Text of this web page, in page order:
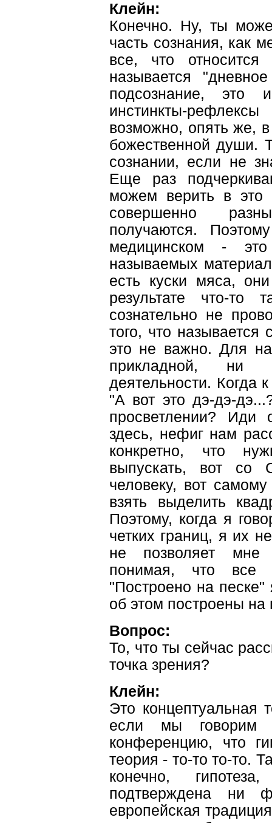
Клейн:
Конечно. Ну, ты
часть сознания, как
все, что
называется
подсознание, это
инстинкты-
возможно, опять же,
божественной души.
сознании, если не
Еще раз
можем верить в
совершенно
получаются.
медицинском -
называемых
есть куски мяса,
результате что-то
сознательно не
того, что называется
это не важно. Для
прикладной, ни
деятельности. Когда
"А вот это дэ-дэ-
просветлении?
здесь, нефиг нам
конкретно, что
выпускать, вот со
человеку, вот
взять выделить
Поэтому, когда я
четких границ, я их
не позволяет мне
понимая, что все
"Построено на
об этом построены на
Вопрос:
То, что ты сейчас
точка зрения?
Клейн:
Это концептуальная
если мы
конференцию, что
теория - то-то то-то.
конечно,
подтверждена ни
европейская